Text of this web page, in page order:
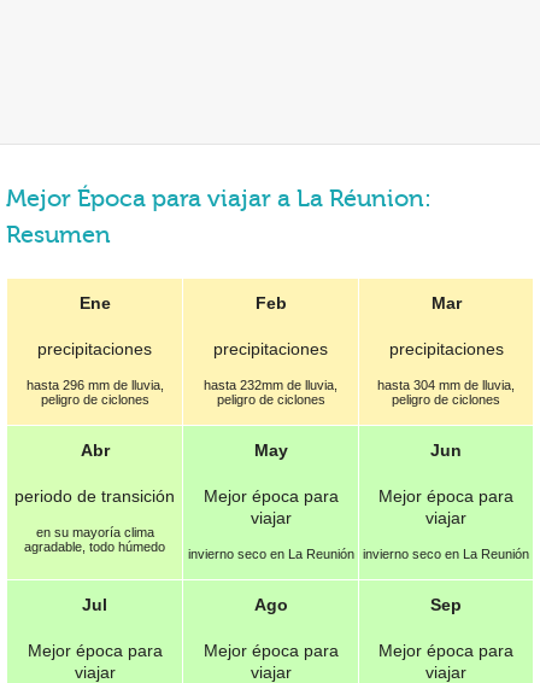
Mejor Época para viajar a La Réunion:
Resumen
Ene
precipitaciones
hasta 296 mm de lluvia,
peligro de ciclones
Feb
precipitaciones
hasta 232mm de lluvia,
peligro de ciclones
Mar
precipitaciones
hasta 304 mm de lluvia,
peligro de ciclones
Abr
periodo de transición
en su mayoría clima
agradable, todo húmedo
May
Mejor época para
viajar
invierno seco en La Reunión
Jun
Mejor época para
viajar
invierno seco en La Reunión
Jul
Mejor época para
viajar
Ago
Mejor época para
viajar
Sep
Mejor época para
viajar